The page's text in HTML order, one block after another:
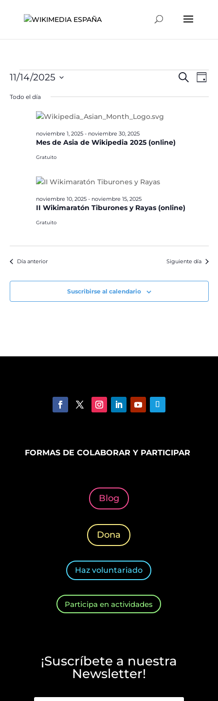
Eventos
en
2025
Buscar
de
Día
11/14/2025
la
Todo el día
Mes de Asia de Wikipedia 2025 (online)
noviembre 1, 2025- noviembre 30, 2025
Gratuito
II Wikimaratón Tiburones y Rayas (online)
noviembre 10, 2025- noviembre 15, 2025
Gratuito
Día anterior Siguiente día
Suscribirse al calendario
FORMAS DE COLABORAR Y PARTICIPAR
Blog
Dona
Haz voluntariado
Participa en actividades
¡Suscríbete a nuestra
Newsletter!